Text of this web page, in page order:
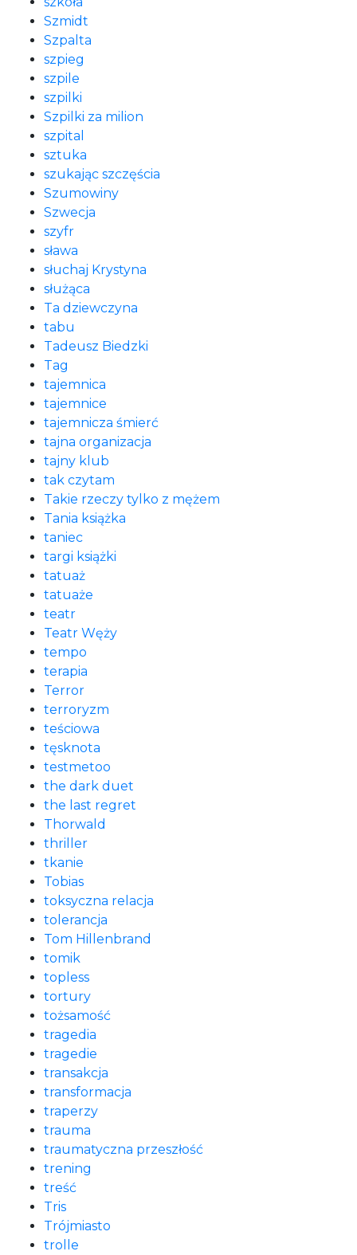
Szmidt
Szpalta
szpieg
szpile
szpilki
Szpilki za milion
szpital
sztuka
szukając szczęścia
Szumowiny
Szwecja
szyfr
sława
słuchaj Krystyna
służąca
Ta dziewczyna
tabu
Tadeusz Biedzki
Tag
tajemnica
tajemnice
tajemnicza śmierć
tajna organizacja
tajny klub
tak czytam
Takie rzeczy tylko z mężem
Tania książka
taniec
targi książki
tatuaż
tatuaże
teatr
Teatr Węży
tempo
terapia
Terror
terroryzm
teściowa
tęsknota
testmetoo
the dark duet
the last regret
Thorwald
thriller
tkanie
Tobias
toksyczna relacja
tolerancja
Tom Hillenbrand
tomik
topless
tortury
tożsamość
tragedia
tragedie
transakcja
transformacja
traperzy
trauma
traumatyczna przeszłość
trening
treść
Tris
Trójmiasto
trolle